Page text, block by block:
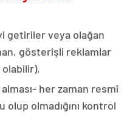
getiriler veya olağan
gösterişli reklamlar
olabilir),
her zaman resmî
olmadığını kontrol